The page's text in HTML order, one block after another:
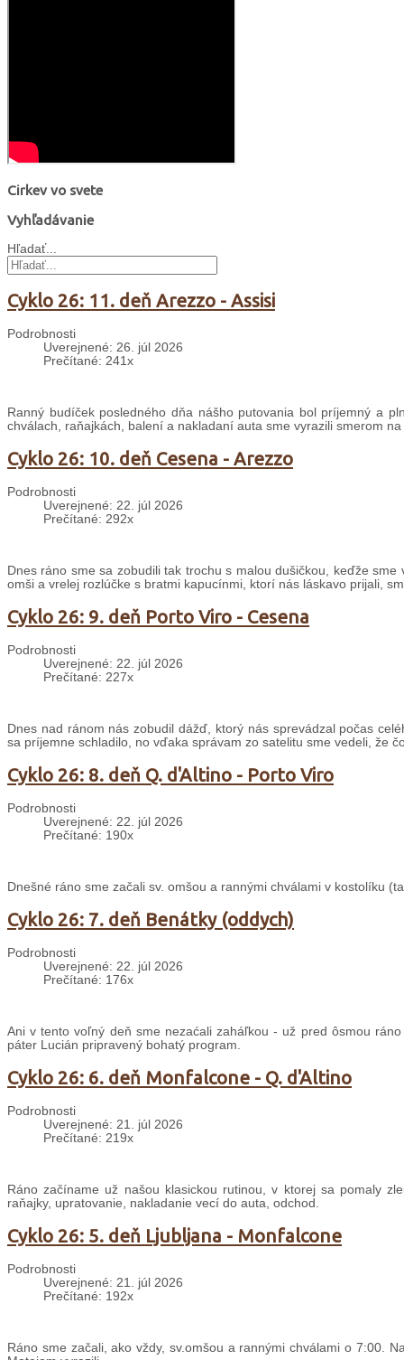
Cirkev vo svete
Vyhľadávanie
Hľadať...
Cyklo 26: 11. deň Arezzo - Assisi
Podrobnosti
Uverejnené: 26. júl 2026
Prečítané: 241x
Ranný budíček posledného dňa nášho putovania bol príjemný a
chválach, raňajkách, balení a nakladaní auta sme vyrazili smerom
Cyklo 26: 10. deň Cesena - Arezzo
Podrobnosti
Uverejnené: 22. júl 2026
Prečítané: 292x
Dnes ráno sme sa zobudili tak trochu s malou dušičkou, keďže
omši a vrelej rozlúčke s bratmi kapucínmi, ktorí nás láskavo prijali,
Cyklo 26: 9. deň Porto Viro - Cesena
Podrobnosti
Uverejnené: 22. júl 2026
Prečítané: 227x
Dnes nad ránom nás zobudil dážď, ktorý nás sprevádzal počas
sa príjemne schladilo, no vďaka správam zo satelitu sme vedeli, že
Cyklo 26: 8. deň Q. d'Altino - Porto Viro
Podrobnosti
Uverejnené: 22. júl 2026
Prečítané: 190x
Dnešné ráno sme začali sv. omšou a rannými chválami v kostolíku
Cyklo 26: 7. deň Benátky (oddych)
Podrobnosti
Uverejnené: 22. júl 2026
Prečítané: 176x
Ani v tento voľný deň sme nezaćali zaháľkou - už pred ôsmou
páter Lucián pripravený bohatý program.
Cyklo 26: 6. deň Monfalcone - Q. d'Altino
Podrobnosti
Uverejnené: 21. júl 2026
Prečítané: 219x
Ráno začíname už našou klasickou rutinou, v ktorej sa pomaly
raňajky, upratovanie, nakladanie vecí do auta, odchod.
Cyklo 26: 5. deň Ljubljana - Monfalcone
Podrobnosti
Uverejnené: 21. júl 2026
Prečítané: 192x
Ráno sme začali, ako vždy, sv.omšou a rannými chválami o 7:00.